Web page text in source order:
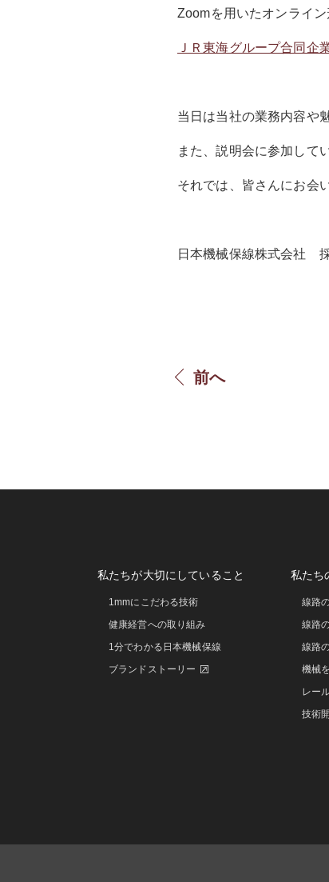
Zoomを用いたオンライ
ＪＲ東海グループ合同
当日は当社の業務内容や
また、説明会に参加して
それでは、皆さんにお会
日本機械保線株式会社
前へ
私たちが大切にしていること
1mmにこだわる技術
健康経営への取り組み
1分でわかる日本機械保線
ブランドストーリー
私たち
線路
線路
線路
機械
レー
技術